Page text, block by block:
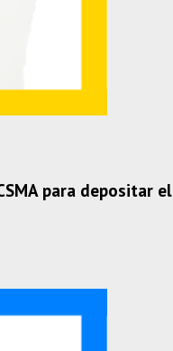
para depositar el